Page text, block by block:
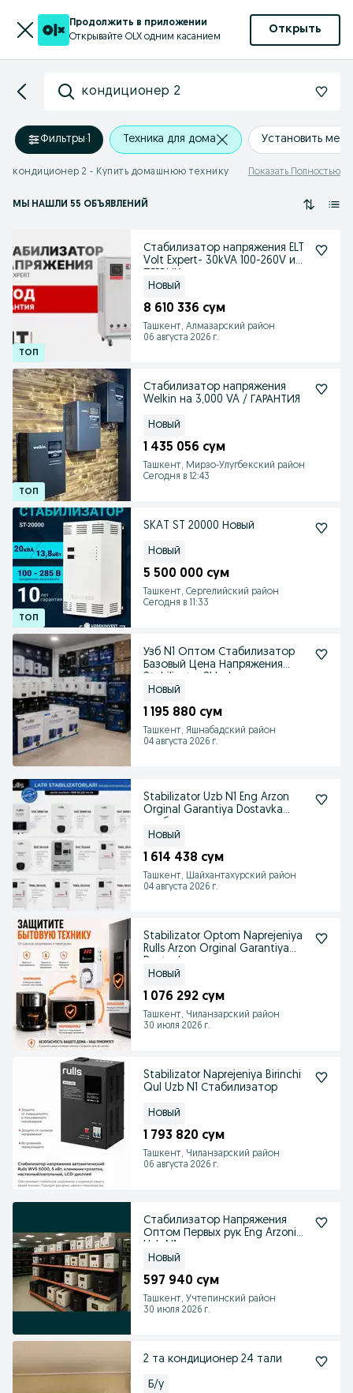
Продолжить в приложении
Открывайте OLX одним касанием
Открыть
кондиционер 2
Фильтры·1 Техника для дома Установить
кондиционер 2 - Купить домашнюю технику Показать Полностью
МЫ НАШЛИ 55 ОБЪЯВЛЕНИЙ
Стабилизатор напряжения ELT
Volt Expert- 30kVA 100-260V из
Новый
8 610 336 сум
Ташкент, Алмазарский район
06 августа 2026 г.
Стабилизатор напряжения
Welkin на 3,000 VA / ГАРАНТИЯ
Новый
1 435 056 сум
Ташкент, Мирзо-Улугбекский район
Сегодня в 12:43
SKAT ST 20000 Новый
Новый
5 500 000 сум
Ташкент, Сергелийский район
Сегодня в 11:33
Узб N1 Оптом Стабилизатор
Базовый Цена Напряжения
Новый
1 195 880 сум
Ташкент, Яшнабадский район
04 августа 2026 г.
Stabilizator Uzb N1 Eng Arzon
Orginal Garantiya Dostavka
Новый
1 614 438 сум
Ташкент, Шайхантахурский район
04 августа 2026 г.
Stabilizator Optom Naprejeniya
Rulls Arzon Orginal Garantiya
Новый
1 076 292 сум
Ташкент, Чиланзарский район
30 июля 2026 г.
Stabilizator Naprejeniya Birinchi
Qul Uzb N1 Стабилизатор
Новый
1 793 820 сум
Ташкент, Чиланзарский район
06 августа 2026 г.
Стабилизатор Напряжения
Оптом Первых рук Eng Arzoni
Новый
597 940 сум
Ташкент, Учтепинский район
30 июля 2026 г.
2 та кондиционер 24 тали
Б/у